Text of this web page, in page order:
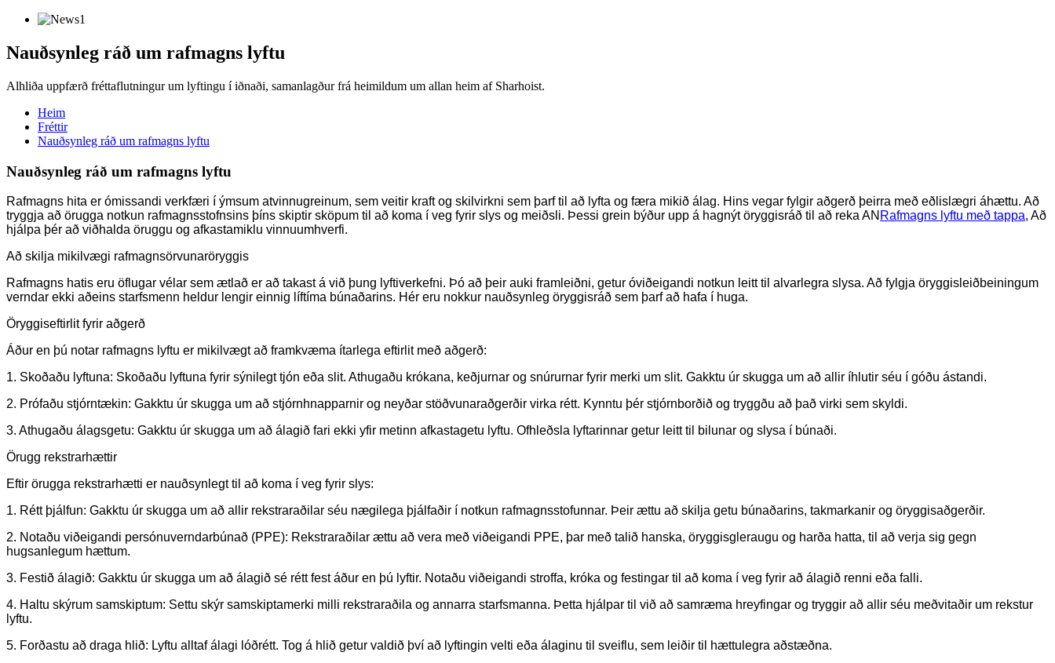
Nauðsynleg ráð um rafmagns lyftu
Alhliða uppfærð fréttaflutningur um lyftingu í iðnaði, samanlagður frá heimildum um allan heim af Sharhoist.
Heim
Fréttir
Nauðsynleg ráð um rafmagns lyftu
Nauðsynleg ráð um rafmagns lyftu
Rafmagns hita er ómissandi verkfæri í ýmsum atvinnugreinum, sem veitir kraft og skilvirkni sem þarf til að lyfta og færa mikið álag. Hins vegar fylgir aðgerð þeirra með eðlislægri áhættu. Að
tryggja að örugga notkun rafmagnsstofnsins þíns skiptir sköpum til að koma í veg fyrir slys og meiðsli. Þessi grein býður upp á hagnýt öryggisráð til að reka AN Rafmagns lyftu með tappa, Að
hjálpa þér að viðhalda öruggu og afkastamiklu vinnuumhverfi.
Að skilja mikilvægi rafmagnsörvunaröryggis
Rafmagns hatis eru öflugar vélar sem ætlað er að takast á við þung lyftiverkefni. Þó að þeir auki framleiðni, getur óviðeigandi notkun leitt til alvarlegra slysa. Að fylgja öryggisleiðbeiningum
verndar ekki aðeins starfsmenn heldur lengir einnig líftíma búnaðarins. Hér eru nokkur nauðsynleg öryggisráð sem þarf að hafa í huga.
Öryggiseftirlit fyrir aðgerð
Áður en þú notar rafmagns lyftu er mikilvægt að framkvæma ítarlega eftirlit með aðgerð:
1. Skoðaðu lyftuna: Skoðaðu lyftuna fyrir sýnilegt tjón eða slit. Athugaðu krókana, keðjurnar og snúrurnar fyrir merki um slit. Gakktu úr skugga um að allir íhlutir séu í góðu ástandi.
2. Prófaðu stjórntækin: Gakktu úr skugga um að stjórnhnapparnir og neyðar stöðvunaraðgerðir virka rétt. Kynntu þér stjórnborðið og tryggðu að það virki sem skyldi.
3. Athugaðu álagsgetu: Gakktu úr skugga um að álagið fari ekki yfir metinn afkastagetu lyftu. Ofhleðsla lyftarinnar getur leitt til bilunar og slysa í búnaði.
Örugg rekstrarhættir
Eftir örugga rekstrarhætti er nauðsynlegt til að koma í veg fyrir slys:
1. Rétt þjálfun: Gakktu úr skugga um að allir rekstraraðilar séu nægilega þjálfaðir í notkun rafmagnsstofunnar. Þeir ættu að skilja getu búnaðarins, takmarkanir og öryggisaðgerðir.
2. Notaðu viðeigandi persónuverndarbúnað (PPE): Rekstraraðilar ættu að vera með viðeigandi PPE, þar með talið hanska, öryggisgleraugu og harða hatta, til að verja sig gegn
hugsanlegum hættum.
3. Festið álagið: Gakktu úr skugga um að álagið sé rétt fest áður en þú lyftir. Notaðu viðeigandi stroffa, króka og festingar til að koma í veg fyrir að álagið renni eða falli.
4. Haltu skýrum samskiptum: Settu skýr samskiptamerki milli rekstraraðila og annarra starfsmanna. Þetta hjálpar til við að samræma hreyfingar og tryggir að allir séu meðvitaðir um rekstur
lyftu.
5. Forðastu að draga hlið: Lyftu alltaf álagi lóðrétt. Tog á hlið getur valdið því að lyftingin velti eða álaginu til sveiflu, sem leiðir til hættulegra aðstæðna.